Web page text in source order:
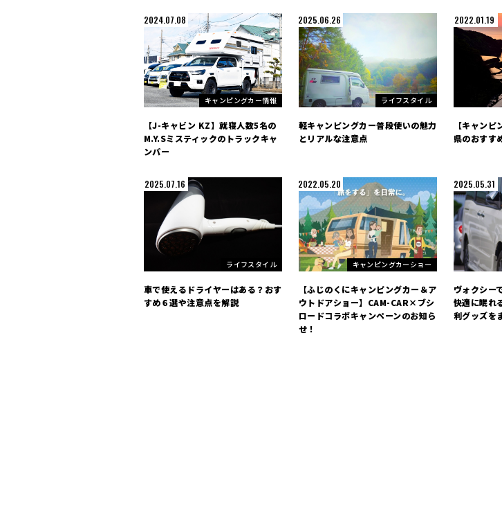
2024.07.08
キャンピングカー情報
【J-キャビン KZ】就寝人数5名の
M.Y.Sミスティックのトラックキャ
ンパー
2025.06.26
ライフスタイル
軽キャンピングカー普段使いの魅力
とリアルな注意点
2022.01.19
【キャン
県のおすす
2025.07.16
ライフスタイル
車で使えるドライヤーはある？おす
すめ６選や注意点を解説
2022.05.20
キャンピングカーショー
【ふじのくにキャンピングカー＆ア
ウトドアショー】CAM-CAR×ブシ
ロードコラボキャンペーンのお知ら
せ！
2025.05.31
ヴォクシー
快適に眠れ
利グッズを